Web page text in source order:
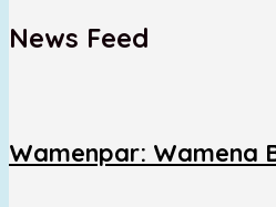
News Feed
Wamenpar: Wamena